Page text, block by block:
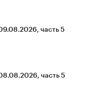
часть 5
часть 5